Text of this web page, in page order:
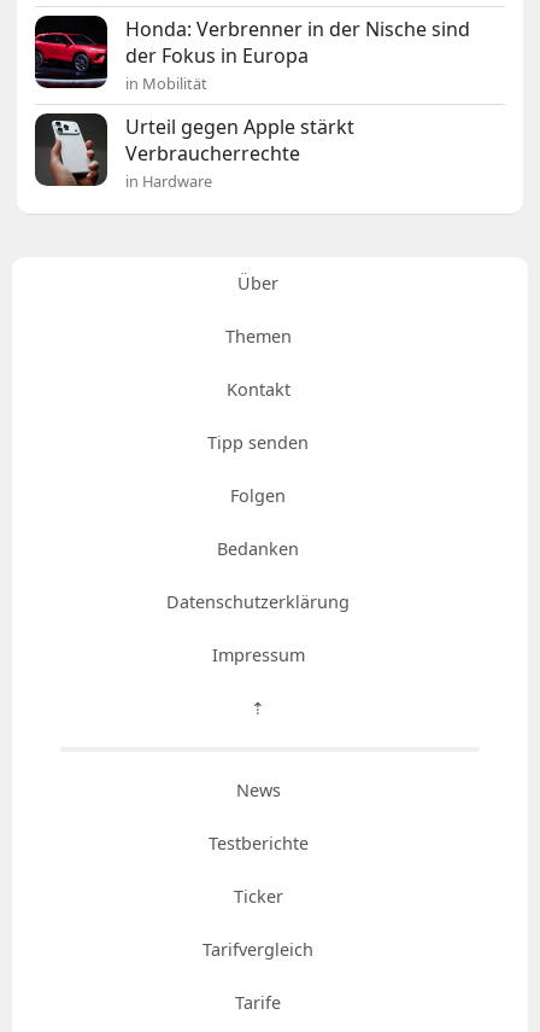
Honda: Verbrenner in der Nische sind
der Fokus in Europa
in Mobilität
Urteil gegen Apple stärkt
Verbraucherrechte
in Hardware
Über
Themen
Kontakt
Tipp senden
Folgen
Bedanken
Datenschutzerklärung
Impressum
⇡
News
Testberichte
Ticker
Tarifvergleich
Tarife